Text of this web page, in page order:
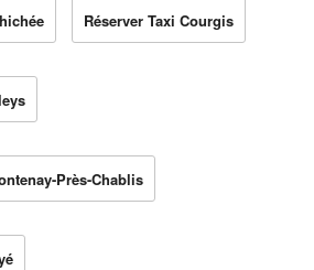
Réserver Taxi Courgis
Près-Chablis